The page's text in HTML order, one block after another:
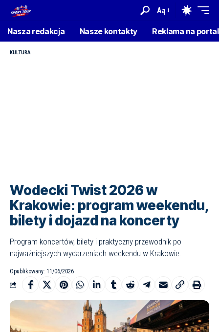
Aą
Nasza redakcja Nasze kontakty Reklama na
KULTURA
Wodecki Twist 2026 w
Krakowie: program weekendu,
bilety i dojazd na koncerty
Program koncertów, bilety i praktyczny przewodnik po
najważniejszych wydarzeniach weekendu w Krakowie.
Opublikowany: 11/06/2026